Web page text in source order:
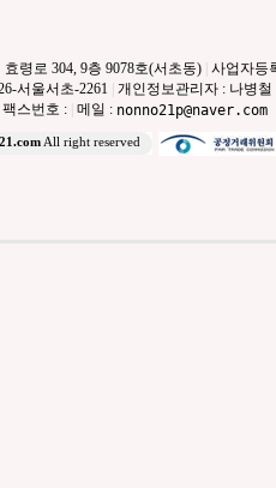
령로 304, 9층 9078호(서초동) 사업자등
서울서초-2261 개인정보관리자 : 나병철
팩스번호 : 메일 : nonno21p@naver.com
All right reserved